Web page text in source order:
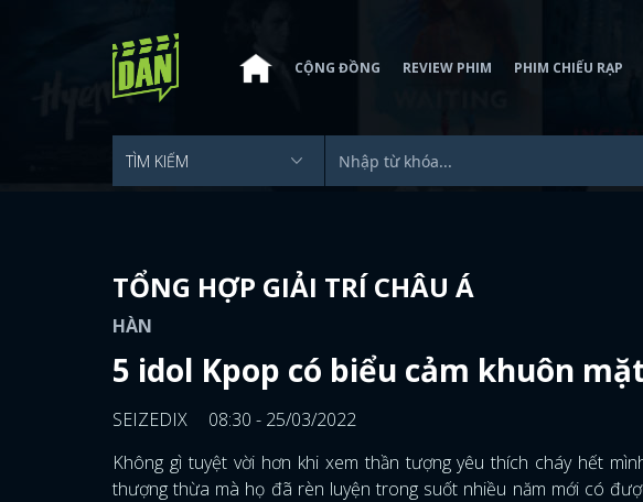
CỘNG ĐỒNG REVIEW PHIM PHIM CHIẾU RẠP
TỔNG HỢP GIẢI TRÍ CHÂU Á
HÀN
5 idol Kpop có biểu cảm khuôn
SEIZEDIX
08:30 - 25/03/2022
Không gì tuyệt vời hơn khi xem thần tượng yêu thích cháy hết
thượng thừa mà họ đã rèn luyện trong suốt nhiều năm mới có